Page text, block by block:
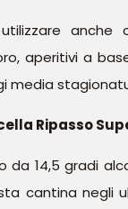
aperitivi a
media
Ripasso
da 14,5 gradi
cantina negli